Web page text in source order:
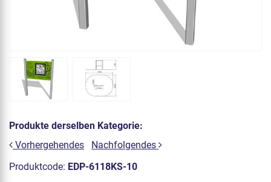
Produkte derselben Kategorie:
Vorhergehendes
Nachfolgendes
Produktcode: EDP-6118KS-10